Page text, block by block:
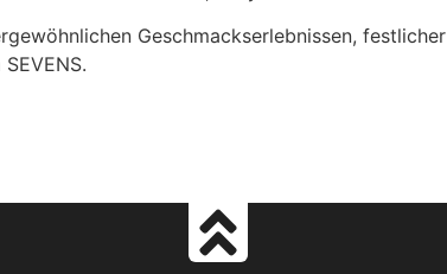
Geschmackserlebnissen, festlicher